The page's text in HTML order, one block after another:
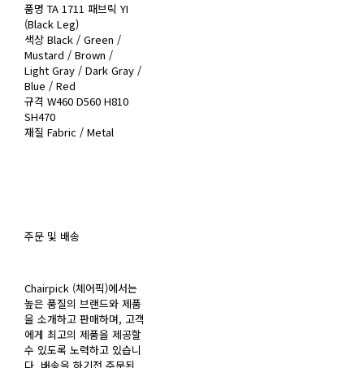
품명 TA 1711 패브릭 YI
(Black Leg)
색상 Black / Green /
Mustard / Brown /
Light Gray / Dark Gray /
Blue / Red
규격 W460 D560 H810
SH470
재질 Fabric / Metal
주문 및 배송
Chairpick (체어픽)에서는
높은 품질의 브랜드와 제품
을 소개하고 판매하며, 고객
에게 최고의 제품을 제공할
수 있도록 노력하고 있습니